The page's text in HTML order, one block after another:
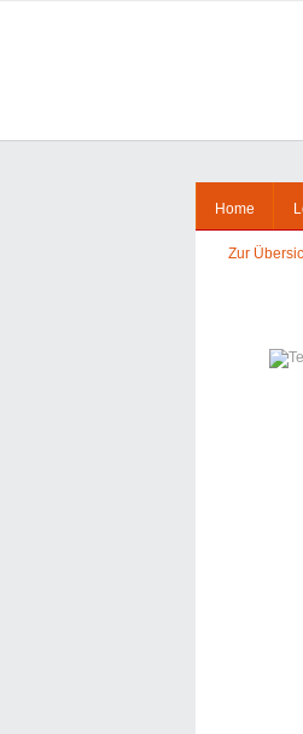
Home
Zur